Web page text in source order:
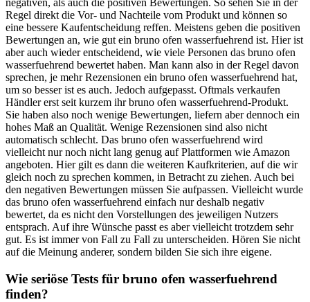
negativen, als auch die positiven Bewertungen. So sehen Sie in der
Regel direkt die Vor- und Nachteile vom Produkt und können so
eine bessere Kaufentscheidung reffen. Meistens geben die positiven
Bewertungen an, wie gut ein bruno ofen wasserfuehrend ist. Hier ist
aber auch wieder entscheidend, wie viele Personen das bruno ofen
wasserfuehrend bewertet haben. Man kann also in der Regel davon
sprechen, je mehr Rezensionen ein bruno ofen wasserfuehrend hat,
um so besser ist es auch. Jedoch aufgepasst. Oftmals verkaufen
Händler erst seit kurzem ihr bruno ofen wasserfuehrend-Produkt.
Sie haben also noch wenige Bewertungen, liefern aber dennoch ein
hohes Maß an Qualität. Wenige Rezensionen sind also nicht
automatisch schlecht. Das bruno ofen wasserfuehrend wird
vielleicht nur noch nicht lang genug auf Plattformen wie Amazon
angeboten. Hier gilt es dann die weiteren Kaufkriterien, auf die wir
gleich noch zu sprechen kommen, in Betracht zu ziehen. Auch bei
den negativen Bewertungen müssen Sie aufpassen. Vielleicht wurde
das bruno ofen wasserfuehrend einfach nur deshalb negativ
bewertet, da es nicht den Vorstellungen des jeweiligen Nutzers
entsprach. Auf ihre Wünsche passt es aber vielleicht trotzdem sehr
gut. Es ist immer von Fall zu Fall zu unterscheiden. Hören Sie nicht
auf die Meinung anderer, sondern bilden Sie sich ihre eigene.
Wie seriöse Tests für bruno ofen wasserfuehrend
finden?